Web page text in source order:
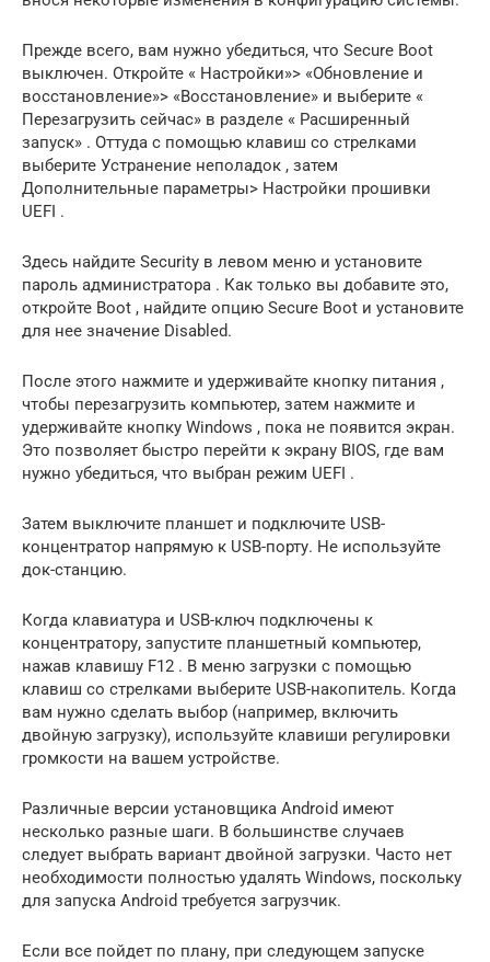
Прежде всего, вам нужно убедиться, что Secure Boot
выключен. Откройте « Настройки»> «Обновление и
восстановление»> «Восстановление» и выберите «
Перезагрузить сейчас» в разделе « Расширенный
запуск» . Оттуда с помощью клавиш со стрелками
выберите Устранение неполадок , затем
Дополнительные параметры> Настройки прошивки
UEFI .
Здесь найдите Security в левом меню и установите
пароль администратора . Как только вы добавите это,
откройте Boot , найдите опцию Secure Boot и установите
для нее значение Disabled.
После этого нажмите и удерживайте кнопку питания ,
чтобы перезагрузить компьютер, затем нажмите и
удерживайте кнопку Windows , пока не появится экран.
Это позволяет быстро перейти к экрану BIOS, где вам
нужно убедиться, что выбран режим UEFI .
Затем выключите планшет и подключите USB-
концентратор напрямую к USB-порту. Не используйте
док-станцию.
Когда клавиатура и USB-ключ подключены к
концентратору, запустите планшетный компьютер,
нажав клавишу F12 . В меню загрузки с помощью
клавиш со стрелками выберите USB-накопитель. Когда
вам нужно сделать выбор (например, включить
двойную загрузку), используйте клавиши регулировки
громкости на вашем устройстве.
Различные версии установщика Android имеют
несколько разные шаги. В большинстве случаев
следует выбрать вариант двойной загрузки. Часто нет
необходимости полностью удалять Windows, поскольку
для запуска Android требуется загрузчик.
Если все пойдет по плану, при следующем запуске